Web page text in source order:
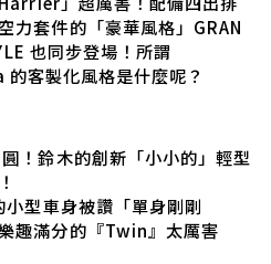
力套件的「豪華風格」GRAN
也同步登場！所謂
客製化風格是什麼呢？
！鈴木的創新「小小的」輕型
型車身被讚「單身剛剛
趣滿分的『Twin』太厲害